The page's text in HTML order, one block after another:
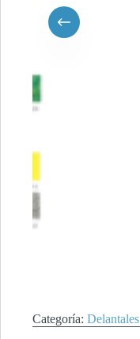
Categoría: Delantales